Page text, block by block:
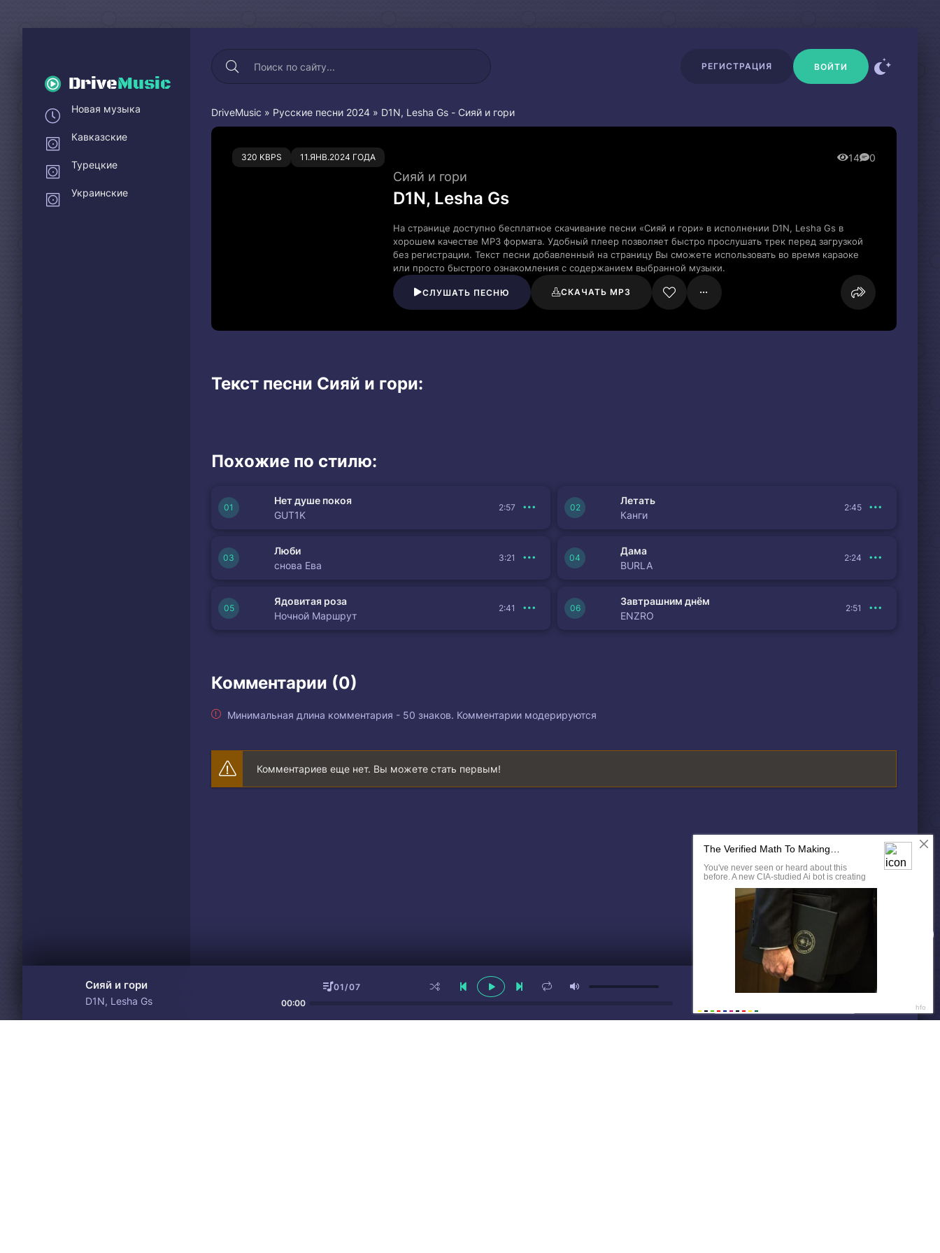
DriveMusic
РЕГИСТРАЦИЯ ВОЙТИ
DriveMusic » Русские песни 2024 » D1N, Lesha Gs - Сияй и гори
320 KBPS 11.ЯНВ.2024 ГОДА 14 0
0 0
Сияй и гори
D1N, Lesha Gs
На странице доступно бесплатное скачивание песни «Сияй и гори» в исполнении D1N, Lesha Gs в
хорошем качестве MP3 формата. Удобный плеер позволяет быстро прослушать трек перед загрузкой
без регистрации. Текст песни добавленный на страницу Вы сможете использовать во время караоке
или просто быстрого ознакомления с содержанием выбранной музыки.
СЛУШАТЬ ПЕСНЮ СКАЧАТЬ MP3
Текст песни Сияй и гори:
Похожие по стилю:
Нет душе покоя
GUT1K
2:57
Летать
Канги
2:45
Люби
снова Ева
3:21
Дама
BURLA
2:24
Ядовитая роза
Ночной Маршрут
2:41
Завтрашним днём
ENZRO
2:51
Комментарии (0)
Минимальная длина комментария - 50 знаков. Комментарии модерируются
Комментариев еще нет. Вы можете стать первым!
Новая музыка
Кавказские
Турецкие
Украинские
Сияй и гори
D1N, Lesha Gs
01/07
00:00